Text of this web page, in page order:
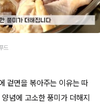
드
겉면을 볶아주는 이유는 따
념에 고소한 풍미가 더해지